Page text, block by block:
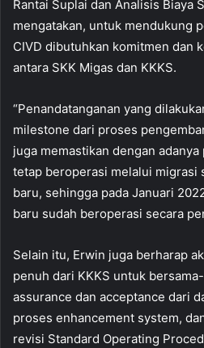
Rantai Suplai dan Analisis Biaya
mengatakan, untuk mendukung
CIVD dibutuhkan komitmen dan
antara SKK Migas dan KKKS.
“Penandatanganan yang
milestone dari proses
juga memastikan dengan
tetap beroperasi melalui migrasi
baru, sehingga pada Januari
baru sudah beroperasi secara
Selain itu, Erwin juga berharap
penuh dari KKKS untuk
assurance dan acceptance dari
proses enhancement system,
revisi Standard Operating